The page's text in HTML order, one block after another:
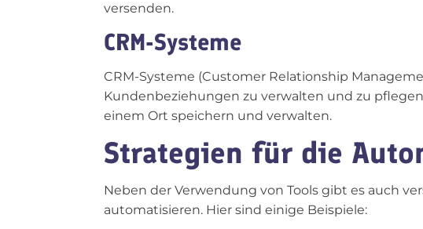
versenden.
CRM-Systeme
CRM-Systeme (Customer Relationship
Kundenbeziehungen zu verwalten und zu
einem Ort speichern und verwalten.
Strategien für die
Neben der Verwendung von Tools gibt es auch
automatisieren. Hier sind einige Beispiele: